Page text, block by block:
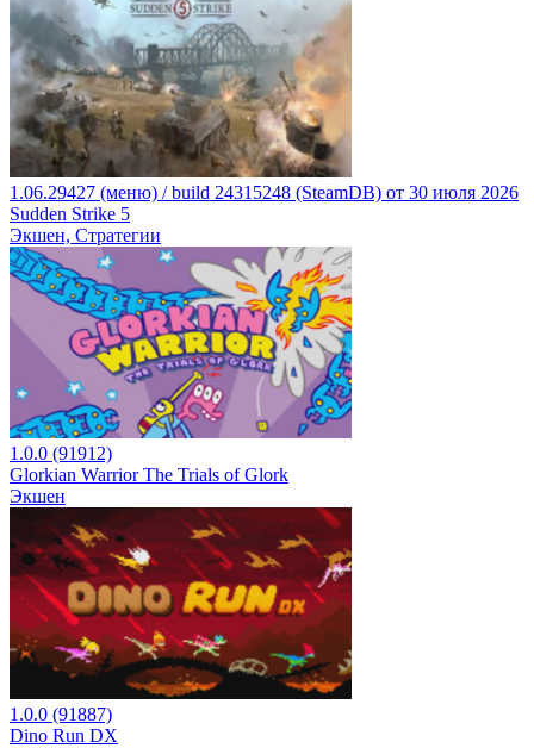
1.06.29427 (меню) / build 24315248 (SteamDB) от 30 июля 2026
Sudden Strike 5
Экшен, Стратегии
1.0.0 (91912)
Glorkian Warrior The Trials of Glork
Экшен
1.0.0 (91887)
Dino Run DX